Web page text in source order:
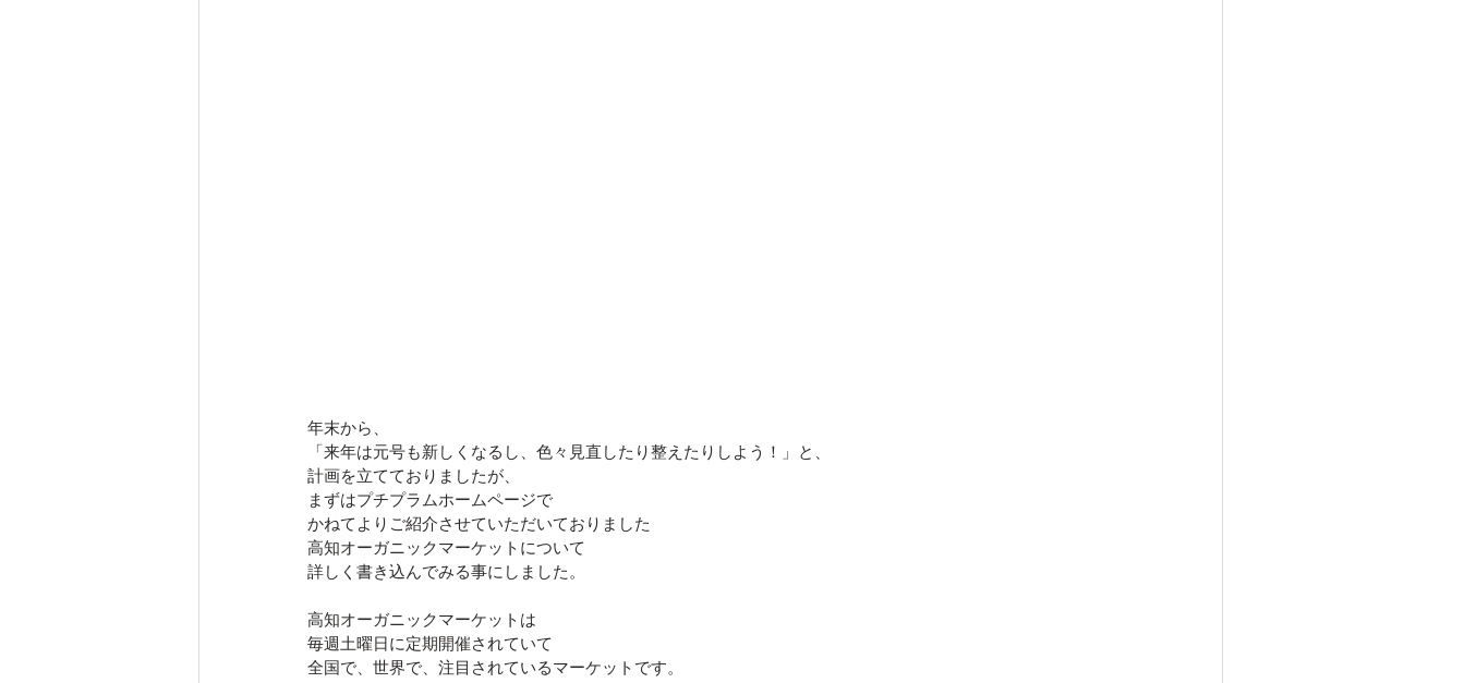
年末から、
「来年は元号も新しくなるし、色々見直したり整えたりしよう！」と、
計画を立てておりましたが、
まずはプチプラムホームページで
かねてよりご紹介させていただいておりました
高知オーガニックマーケットについて
詳しく書き込んでみる事にしました。
高知オーガニックマーケットは
毎週土曜日に定期開催されていて
全国で、世界で、注目されているマーケットです。